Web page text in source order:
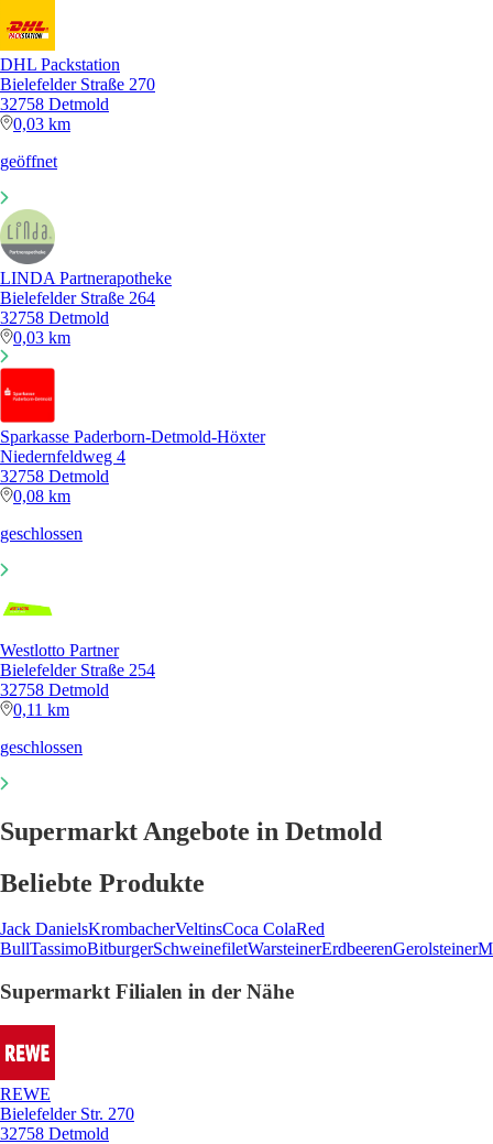
DHL Packstation
Bielefelder Straße 270
32758 Detmold
0,03 km
geöffnet
LINDA Partnerapotheke
Bielefelder Straße 264
32758 Detmold
0,03 km
Sparkasse Paderborn-Detmold-Höxter
Niedernfeldweg 4
32758 Detmold
0,08 km
geschlossen
Westlotto Partner
Bielefelder Straße 254
32758 Detmold
0,11 km
geschlossen
Supermarkt Angebote in Detmold
Beliebte Produkte
Jack DanielsKrombacherVeltinsCoca ColaRed
BullTassimoBitburgerSchweinefiletWarsteinerErdbeerenGerolsteiner
Supermarkt Filialen in der Nähe
REWE
Bielefelder Str. 270
32758 Detmold